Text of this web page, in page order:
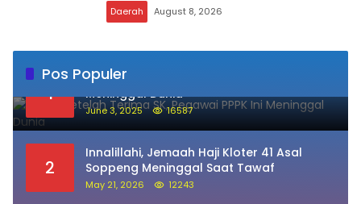
Daerah August 8, 2026
Pos Populer
1
Sehari Setelah Terima SK, Pegawai PPPK Ini
Meninggal Dunia
June 3, 2025 16587
2
Innalillahi, Jemaah Haji Kloter 41 Asal
Soppeng Meninggal Saat Tawaf
May 21, 2026 12243